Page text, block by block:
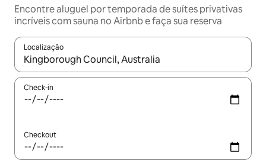
Encontre aluguel por temporada de suítes privativas
incríveis com sauna no Airbnb e faça sua reserva
Localização
Quando os resultados estiverem disponíveis, explore-os
Check-in
Checkout